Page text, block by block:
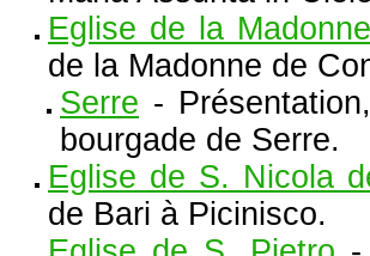
Eglise de la
de la Madonne de
Serre -
bourgade de Serre.
Eglise de S. Nicola
de Bari à Picinisco.